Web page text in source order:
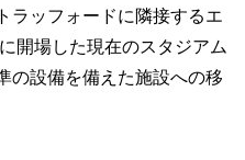
ラッフォードに隣接するエ
開場した現在のスタジアム
の設備を備えた施設への移